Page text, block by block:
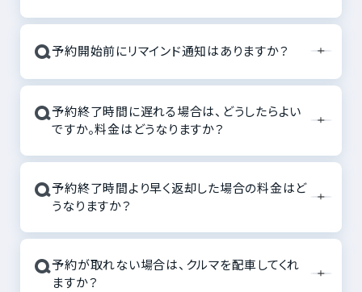
Q予約開始前にリマインド通知はありますか？
Q予約終了時間に遅れる場合は、どうしたらよい
ですか。料金はどうなりますか？
Q予約終了時間より早く返却した場合の料金はど
うなりますか？
Q予約が取れない場合は、クルマを配車してくれ
ますか？